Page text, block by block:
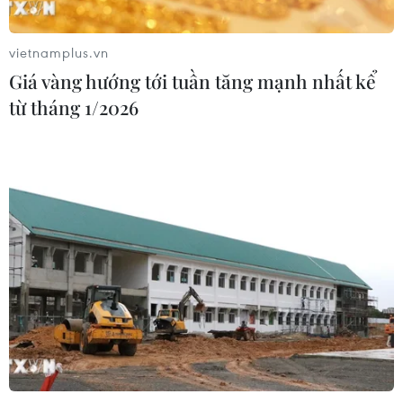
Xem thêm
Tổng Biên tập: TRẦN TIẾN DUẨN
Phó Tổng Biên tập: NGUYỄN THỊ TÁM, KHÚC THANH
THỦY
Sở hữu trí tuệ
Quy định sử dụng
RSS
Hỗ trợ
Ngôn ngữ
TTXVN
vietnamplus.vn
Giá vàng hướng tới tuần tăng mạnh nhất kể
từ tháng 1/2026